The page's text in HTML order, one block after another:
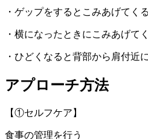
・ゲップをするとこみあげてくる
・横になったときにこみあげて
・ひどくなると背部から肩付近
アプローチ方法
【①セルフケア】
食事の管理を行う